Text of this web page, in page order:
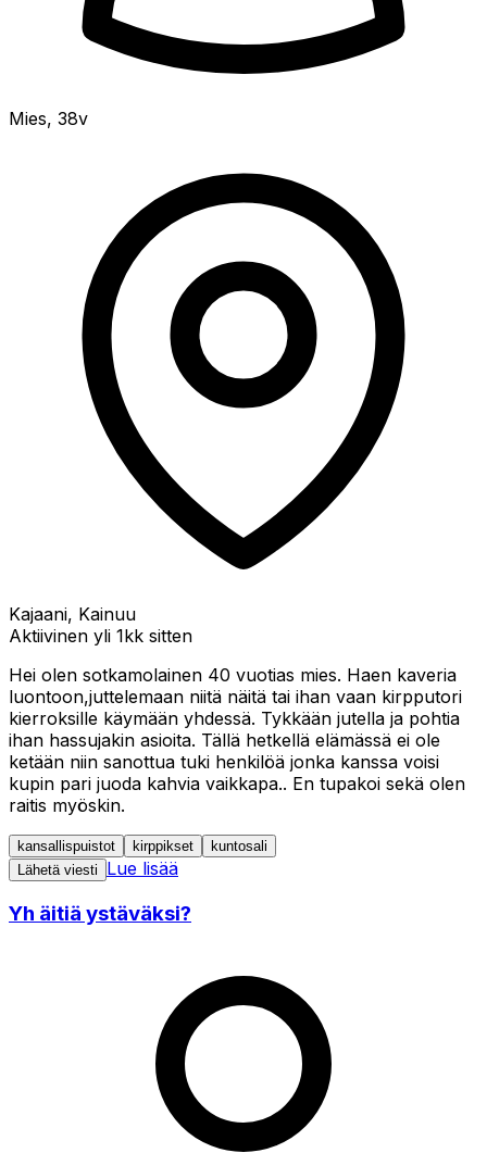
Mies, 38v
Kajaani, Kainuu
Aktiivinen yli 1kk sitten
Hei olen sotkamolainen 40 vuotias mies. Haen kaveria
luontoon,juttelemaan niitä näitä tai ihan vaan kirpputori
kierroksille käymään yhdessä. Tykkään jutella ja pohtia
ihan hassujakin asioita. Tällä hetkellä elämässä ei ole
ketään niin sanottua tuki henkilöä jonka kanssa voisi
kupin pari juoda kahvia vaikkapa.. En tupakoi sekä olen
raitis myöskin.
kansallispuistot kirppikset
kuntosali
Lähetä viesti
Lue lisää
Yh äitiä ystäväksi?